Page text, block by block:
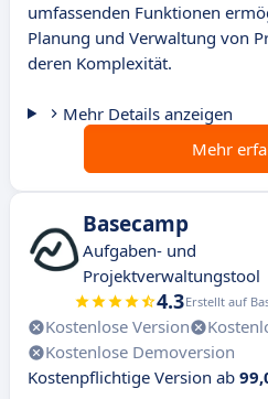
umfassenden Funktionen
Planung und Verwaltung von
deren Komplexität.
Mehr Details anzeigen
Mehr
Basecamp
Aufgaben- und
Projektverwaltungstool
4.3Erstellt auf
Kostenlose Version
Kostenlose Demoversion
Kostenpflichtige Version ab